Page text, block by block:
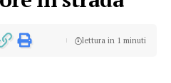
lettura in 1 minuti